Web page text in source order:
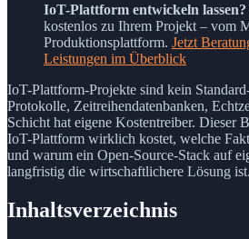
IoT-Plattform entwickeln lassen?
kostenlos zu Ihrem Projekt – vom
Produktionsplattform. Jetzt
Leistungen im Überblick
IoT-Plattform-Projekte sind kein
Protokolle, Zeitreihendatenbanken,
Schicht hat eigene Kostentreiber. Dieser
IoT-Plattform wirklich kostet, welche
und warum ein Open-Source-Stack auf
langfristig die wirtschaftlichere Lösung ist.
Inhaltsverzeichnis